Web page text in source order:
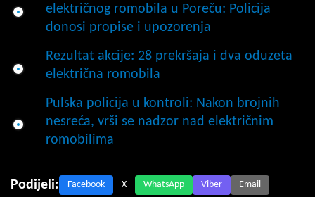
električnog romobila u Poreču: Policija
donosi propise i upozorenja
Rezultat akcije: 28 prekršaja i dva oduzeta
električna romobila
Pulska policija u kontroli: Nakon brojnih
nesreća, vrši se nadzor nad električnim
romobilima
Podijeli: Facebook X WhatsApp Viber Email